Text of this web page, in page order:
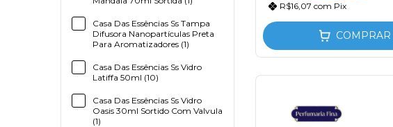
Casa Das Essências Ss Tampa
Difusora Nanopartículas Preta
Para Aromatizadores (1)
Casa Das Essências Ss Vidro
Latiffa 50ml (10)
Casa Das Essências Ss Vidro
Oasis 30ml Sortido Com Valvula
(1)
R$16,07 com Pix
COMPRAR